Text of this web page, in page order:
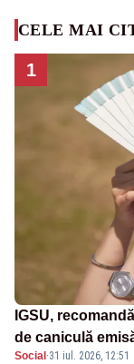
CELE MAI
1
IGSU,
de caniculă
Social ·31 iul. 2026, 12:51